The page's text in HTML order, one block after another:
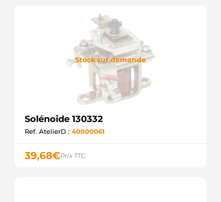
Stock sur demande
Solénoide 130332
Ref. AtelierD : 40000061
39,68€Prix TTC